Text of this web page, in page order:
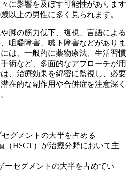
に影響を及ぼす可能性があります
以上の男性に多く見られます。
脚の筋力低下、複視、言語による
咀嚼障害、嚥下障害などがありま
は、一般的に薬物療法、生活習慣
術など、多面的なアプローチが用
、治療効果を綿密に監視し、必要
在的な副作用や合併症を注意深く
グメントの大半を占める
（HSCT）が治療分野において主
ーセグメントの大半を占めてい